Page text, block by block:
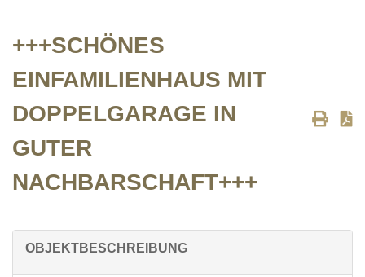
+++SCHÖNES
EINFAMILIENHAUS MIT
DOPPELGARAGE IN
GUTER
NACHBARSCHAFT+++
OBJEKTBESCHREIBUNG